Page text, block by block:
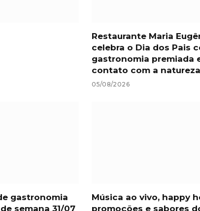
Restaurante Maria
celebra o Dia dos Pais
gastronomia premiada
contato com a natureza
05/08/2026
gastronomia
semana 31/07
Música ao vivo, happy
promoções e sabores